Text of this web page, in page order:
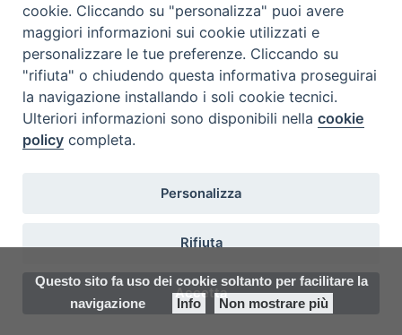
Questo sito fa uso dei cookie soltanto per facilitare la
navigazione
Info Non mostrare più
Via Cifali 5-7
95123 Catania - Italia
E-mail:redazione@sdbsicilia.org
E-mail:
facebook
twitteryoutubeinstagram
flickr
cookie. Cliccando su "personalizza" puoi avere
maggiori informazioni sui cookie utilizzati e
personalizzare le tue preferenze. Cliccando su
"rifiuta" o chiudendo questa informativa proseguirai
la navigazione installando i soli cookie tecnici.
Ulteriori informazioni sono disponibili nellacookie
policy completa.
Personalizza
Rifiuta
Accetta